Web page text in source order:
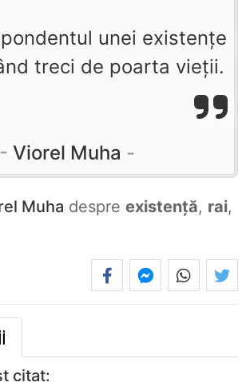
unei existenţe
treci de poarta vieţii.
Viorel Muha
Muha despre existență, rai,
citat: